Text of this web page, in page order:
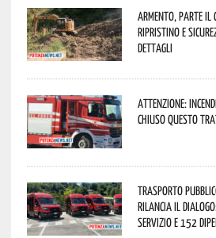
Armento, parte il
ripristino e
dettagli
Attenzione:
Chiuso questo
Trasporto
rilancia il
servizio e 152